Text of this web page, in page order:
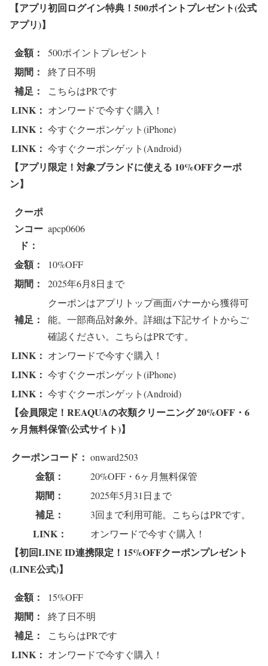
【アプリ初回ログイン特典！500ポイントプレゼント(公式
アプリ)】
金額： 500ポイントプレゼント
期間： 終了日不明
補足： こちらはPRです
LINK： オンワードで今すぐ購入！
LINK： 今すぐクーポンゲット(iPhone)
LINK： 今すぐクーポンゲット(Android)
【アプリ限定！対象ブランドに使える 10%OFFクーポ
ン】
クーポ
ンコー
ド：
apcp0606
金額： 10%OFF
期間： 2025年6月8日まで
補足：
クーポンはアプリトップ画面バナーから獲得可
能。一部商品対象外。詳細は下記サイトからご
確認ください。こちらはPRです。
LINK： オンワードで今すぐ購入！
LINK： 今すぐクーポンゲット(iPhone)
LINK： 今すぐクーポンゲット(Android)
【会員限定！REAQUAの衣類クリーニング 20%OFF・6
ヶ月無料保管(公式サイト)】
クーポンコード： onward2503
金額： 20%OFF・6ヶ月無料保管
期間： 2025年5月31日まで
補足： 3回まで利用可能。こちらはPRです。
LINK： オンワードで今すぐ購入！
【初回LINE ID連携限定！15%OFFクーポンプレゼント
(LINE公式)】
金額： 15%OFF
期間： 終了日不明
補足： こちらはPRです
LINK： オンワードで今すぐ購入！